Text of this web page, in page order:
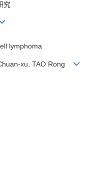
究
lymphoma
xu, TAO Rong